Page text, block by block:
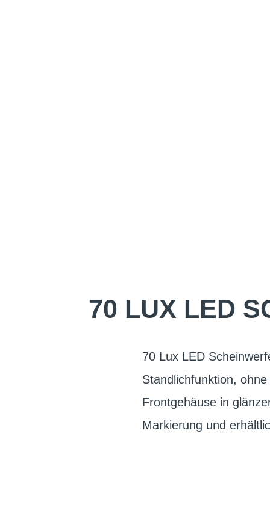
70 LUX LED
70 Lux LED
Standlichfunktion,
Frontgehäuse in
Markierung und